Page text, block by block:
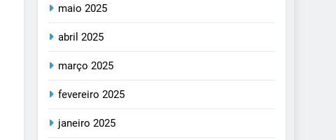
maio 2025
abril 2025
março 2025
fevereiro 2025
janeiro 2025